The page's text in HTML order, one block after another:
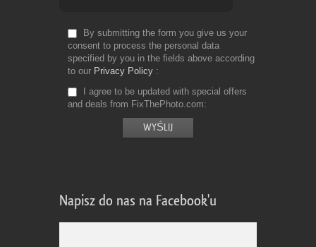
By submitting the form you give us your
consent to process the personal data
specified by you in the fields above according
to our Privacy Policy
I agree to be updated with special offers
and deals from FixThePhoto.com
Napisz do nas na Facebook'u